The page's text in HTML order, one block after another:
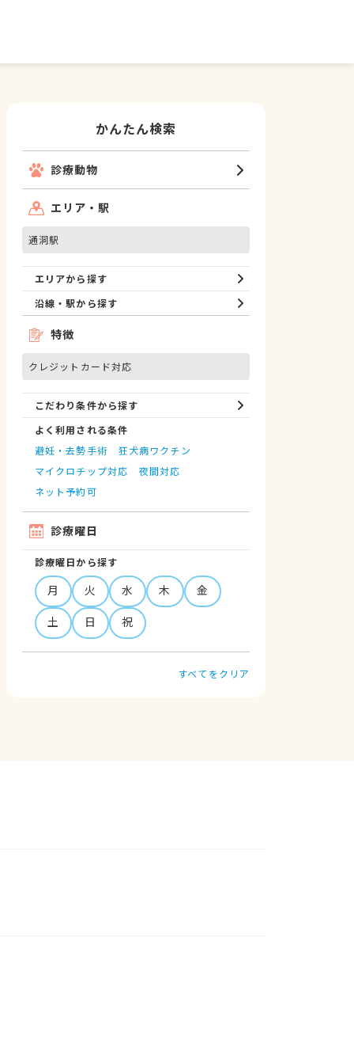
かんたん検索
診療動物
エリア・駅
通洞駅
エリアから探す
沿線・駅から探す
特徴
クレジットカード対応
こだわり条件から探す
よく利用される条件
避妊・去勢手術
狂犬病ワクチン
マイクロチップ対応
夜間対応
ネット予約可
診療曜日
診療曜日から探す
月 火 水 木
金
土
日 祝
すべてをクリア